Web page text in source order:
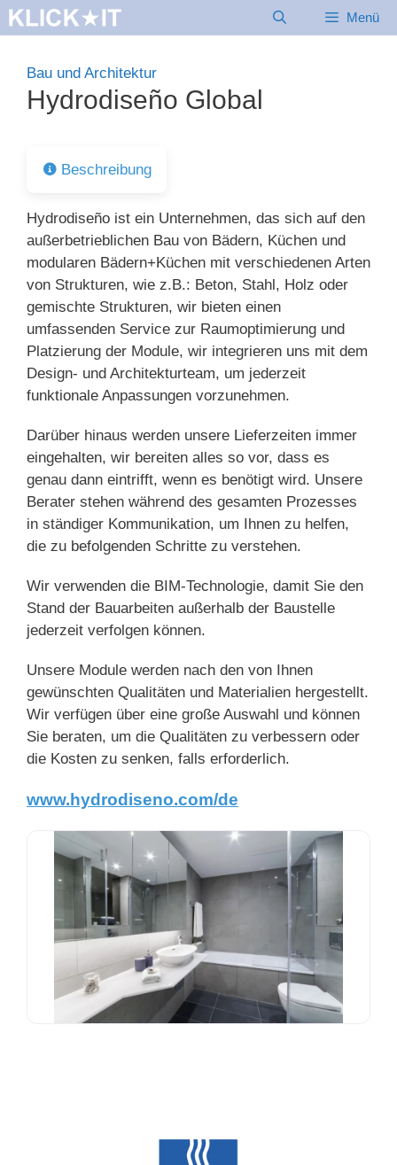
Zum
Inhalt
Menü
Bau und Architektur
Hydrodiseño Global
Beschreibung
Hydrodiseño ist ein Unternehmen, das sich auf den
außerbetrieblichen Bau von Bädern, Küchen und
modularen Bädern+Küchen mit verschiedenen Arten
von Strukturen, wie z.B.: Beton, Stahl, Holz oder
gemischte Strukturen, wir bieten einen
umfassenden Service zur Raumoptimierung und
Platzierung der Module, wir integrieren uns mit dem
Design- und Architekturteam, um jederzeit
funktionale Anpassungen vorzunehmen.
Darüber hinaus werden unsere Lieferzeiten immer
eingehalten, wir bereiten alles so vor, dass es
genau dann eintrifft, wenn es benötigt wird. Unsere
Berater stehen während des gesamten Prozesses
in ständiger Kommunikation, um Ihnen zu helfen,
die zu befolgenden Schritte zu verstehen.
Wir verwenden die BIM-Technologie, damit Sie den
Stand der Bauarbeiten außerhalb der Baustelle
jederzeit verfolgen können.
Unsere Module werden nach den von Ihnen
gewünschten Qualitäten und Materialien hergestellt.
Wir verfügen über eine große Auswahl und können
Sie beraten, um die Qualitäten zu verbessern oder
die Kosten zu senken, falls erforderlich.
www.hydrodiseno.com/de